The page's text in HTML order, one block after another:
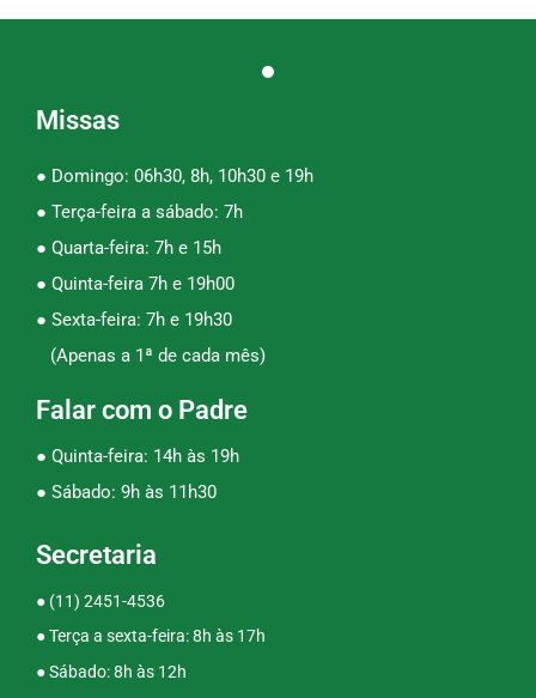
Missas
● Domingo: 06h30, 8h, 10h30 e 19h
● Terça-feira a sábado: 7h
● Quarta-feira: 7h e 15h
● Quinta-feira 7h e 19h00
● Sexta-feira: 7h e 19h30
(Apenas a 1ª de cada mês)
Falar com o Padre
● Quinta-feira: 14h às 19h
● Sábado: 9h às 11h30
Secretaria
● (11) 2451-4536
● Terça a sexta-feira: 8h às 17h
● Sábado: 8h às 12h